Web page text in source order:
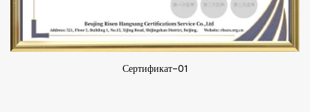
Сертификат-01